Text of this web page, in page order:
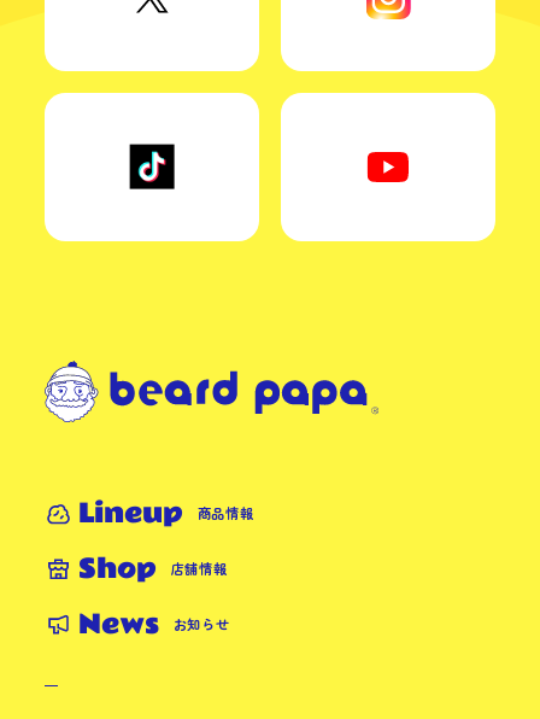
Lineup 商品情報
Shop 店舗情報
News お知らせ